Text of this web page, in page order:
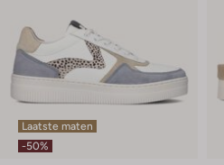
Laatste maten
-50%